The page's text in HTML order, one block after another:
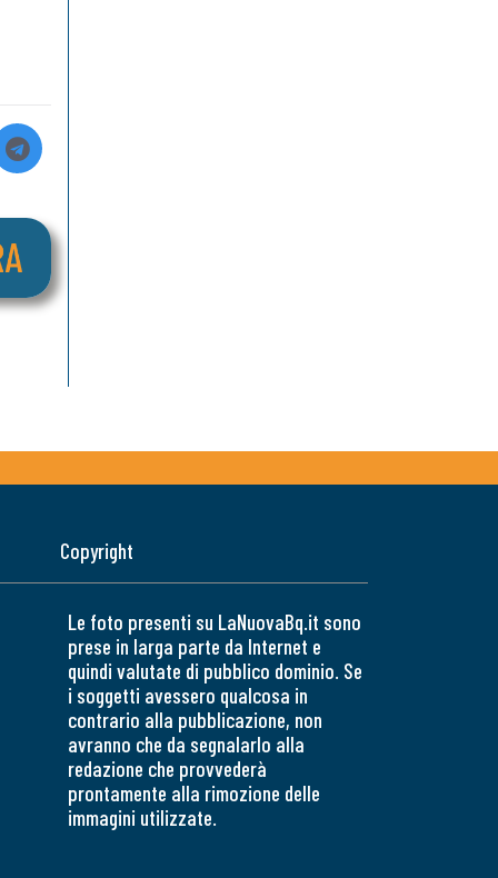
Copyright
Le foto presenti su LaNuovaBq.it sono
prese in larga parte da Internet e
quindi valutate di pubblico dominio. Se
i soggetti avessero qualcosa in
contrario alla pubblicazione, non
avranno che da segnalarlo alla
redazione che provvederà
prontamente alla rimozione delle
immagini utilizzate.